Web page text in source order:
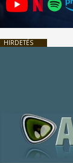
HIRDETÉS